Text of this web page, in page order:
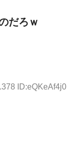
だろｗ
ID:eQKeAf4j0